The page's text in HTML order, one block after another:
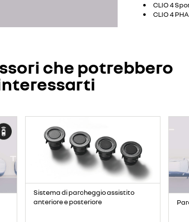
CLIO 4
CLIO 4
che potrebbero
Sistema di parcheggio assistito
anteriore e posteriore